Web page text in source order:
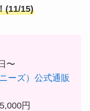
(11/15)
〜
ーズ）公式通販
円